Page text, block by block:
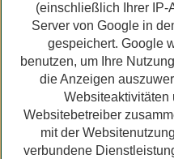
(einschließlich Ihrer IP-
Server von Google in
gespeichert. Google
benutzen, um Ihre
die Anzeigen
Websiteaktivitäten
Websitebetreiber
mit der
verbundene